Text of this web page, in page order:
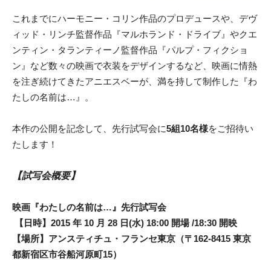
これまでにハーモニー・コリン作品のプロデュースや、デヴ
ィッド・リンチ監督作品『マルホランド・ドライブ』やクエ
ンティン・タランティーノ監督作品『パルプ・フィクショ
ン』など数々の映画で衣装をデザインするなど、映画に情熱
を注ぎ続けてきたアニエスベーが、満を持して制作した『わ
たしの名前は…』。
本作の公開を記念して、先行試写会に5組10名様をご招待い
たします！
【試写会概要】
映画『わたしの名前は…』先行試写会
 【日時】2015 年 10 月 28 日(水) 18:00 開場 /18:30 開映
【場所】アンスティチュ・フランセ東京（〒162-8415 東京
都新宿区市谷船河原町15）